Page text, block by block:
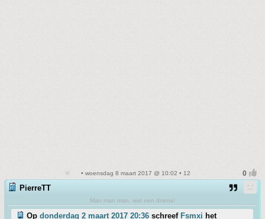
• woensdag 8 maart 2017 @ 10:02 • 12
PierreTT
Man man man, wat een drama!
Op donderdag 2 maart 2017 20:36 schreef Fsmxi het